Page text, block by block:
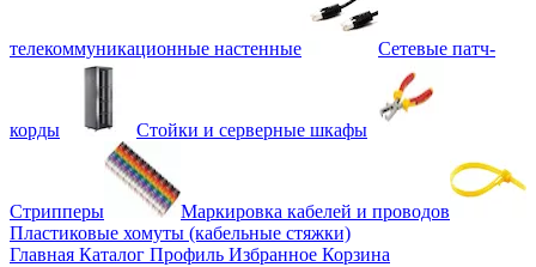
телекоммуникационные настенные Сетевые патч-
корды Стойки и серверные шкафы
Стрипперы
Маркировка кабелей и проводов
Пластиковые хомуты (кабельные стяжки)
Главная Каталог Профиль Избранное Корзина